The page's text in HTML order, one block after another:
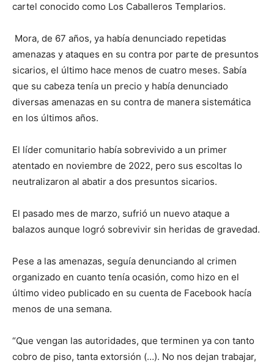
cartel conocido como Los Caballeros Templarios.
Mora, de 67 años, ya había denunciado repetidas
amenazas y ataques en su contra por parte de presuntos
sicarios, el último hace menos de cuatro meses. Sabía
que su cabeza tenía un precio y había denunciado
diversas amenazas en su contra de manera sistemática
en los últimos años.
El líder comunitario había sobrevivido a un primer
atentado en noviembre de 2022, pero sus escoltas lo
neutralizaron al abatir a dos presuntos sicarios.
El pasado mes de marzo, sufrió un nuevo ataque a
balazos aunque logró sobrevivir sin heridas de gravedad.
Pese a las amenazas, seguía denunciando al crimen
organizado en cuanto tenía ocasión, como hizo en el
último video publicado en su cuenta de Facebook hacía
menos de una semana.
“Que vengan las autoridades, que terminen ya con tanto
cobro de piso, tanta extorsión (…). No nos dejan trabajar,